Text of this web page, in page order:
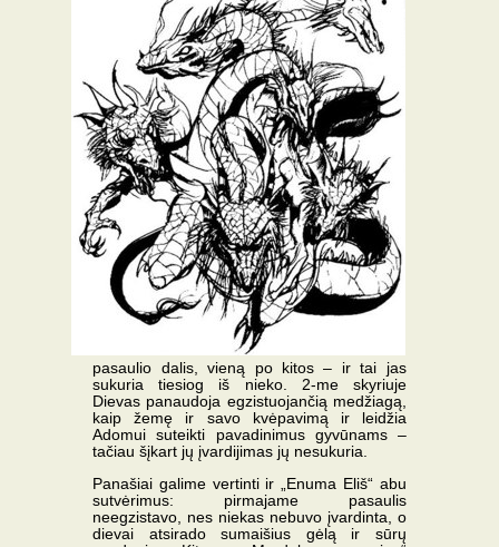
pasaulio dalis, vieną po kitos – ir tai jas
sukuria tiesiog iš nieko. 2-me skyriuje
Dievas panaudoja egzistuojančią medžiagą,
kaip žemę ir savo kvėpavimą ir leidžia
Adomui suteikti pavadinimus gyvūnams –
tačiau šįkart jų įvardijimas jų nesukuria.
Panašiai galime vertinti ir „Enuma Eliš“ abu
sutvėrimus: pirmajame pasaulis
neegzistavo, nes niekas nebuvo įvardinta, o
dievai atsirado sumaišius gėlą ir sūrų